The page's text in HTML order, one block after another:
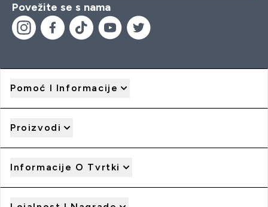
Povežite se s nama
Pomoć I Informacije
Proizvodi
Informacije O Tvrtki